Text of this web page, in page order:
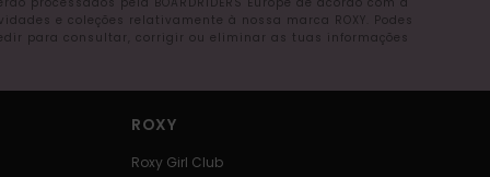
e coleções relativamente à nossa marca ROXY. Podes
para consultar, corrigir ou eliminar as tuas informações
ROXY
Roxy Girl Club